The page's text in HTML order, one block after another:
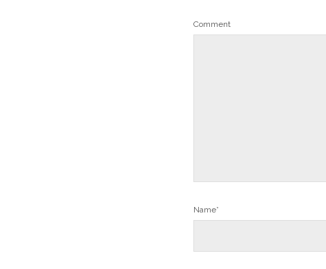
Comment
Name*